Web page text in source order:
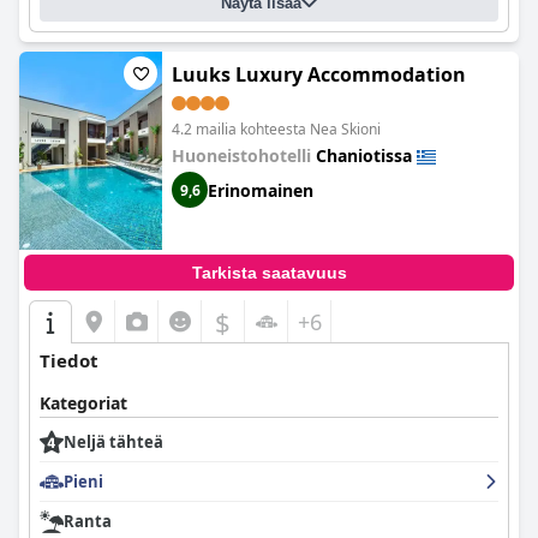
Luuks Luxury Accommodation
4.2 mailia kohteesta Nea Skioni
Huoneistohotelli Chaniotissa
9,6 Erinomainen
Tarkista saatavuus
$ +6
Tiedot
Kategoriat
Neljä tähteä
Pieni
Ranta